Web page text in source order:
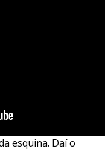
esquina. Daí o